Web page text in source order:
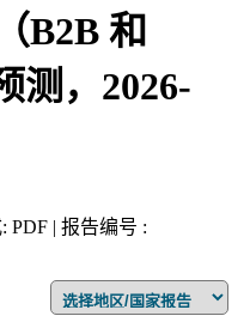
B2B 和
测，2026-
PDF | 报告编号 :